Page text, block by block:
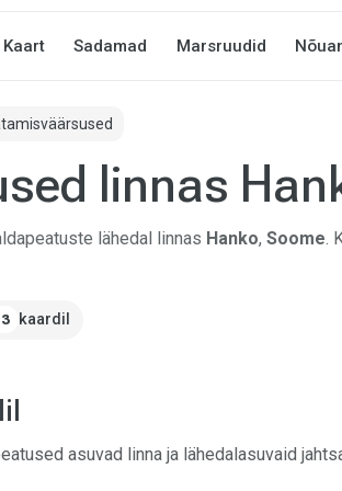
Kaart Sadamad Marsruudid
linnas
lähedal linnas Hanko, Soome
3 kaardil
asuvad linna ja lähedalasuvaid